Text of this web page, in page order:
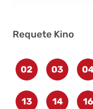
Requete Kino
02 03
13 14 16